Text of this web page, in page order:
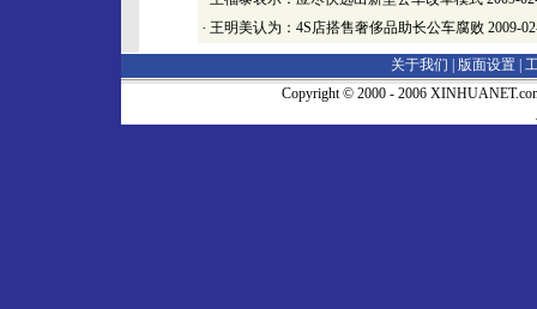
· 王明美认为：4S店搭售奢侈品助长公车腐败 2009-
关于我们 | 版面设置
Copyright © 2000 - 2006